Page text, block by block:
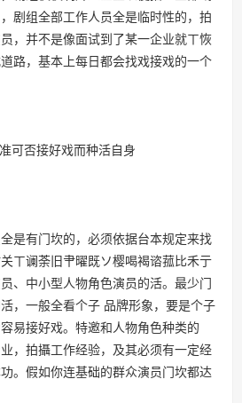
剧组全部工作人员全是临时性的，拍
，并不是像面试到了某一企业就ㄒ恢
路，基本上每日都会找戏接戏的一个
否接好戏而种活自身
有门坎的，必须依据台本规定来找
ㄒ谰荼旧肀曜既ソ樱喝褐谘菰比禾亍
、中小型人物角色演员的活。最少门
，一般全看个子 品牌形象，要是个子
易接好戏。特邀和人物角色种类的
，拍攝工作经验，及其必须有一定经
。假如你连基础的群众演员门坎都达